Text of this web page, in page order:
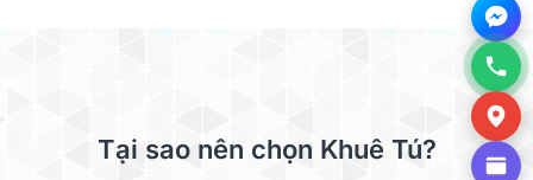
Tại sao nên chọn Khuê Tú?